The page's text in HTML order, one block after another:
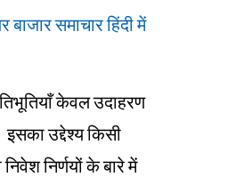
बाजार समाचार हिंदी में
केवल उदाहरण
उद्देश्य किसी
निर्णयों के बारे में